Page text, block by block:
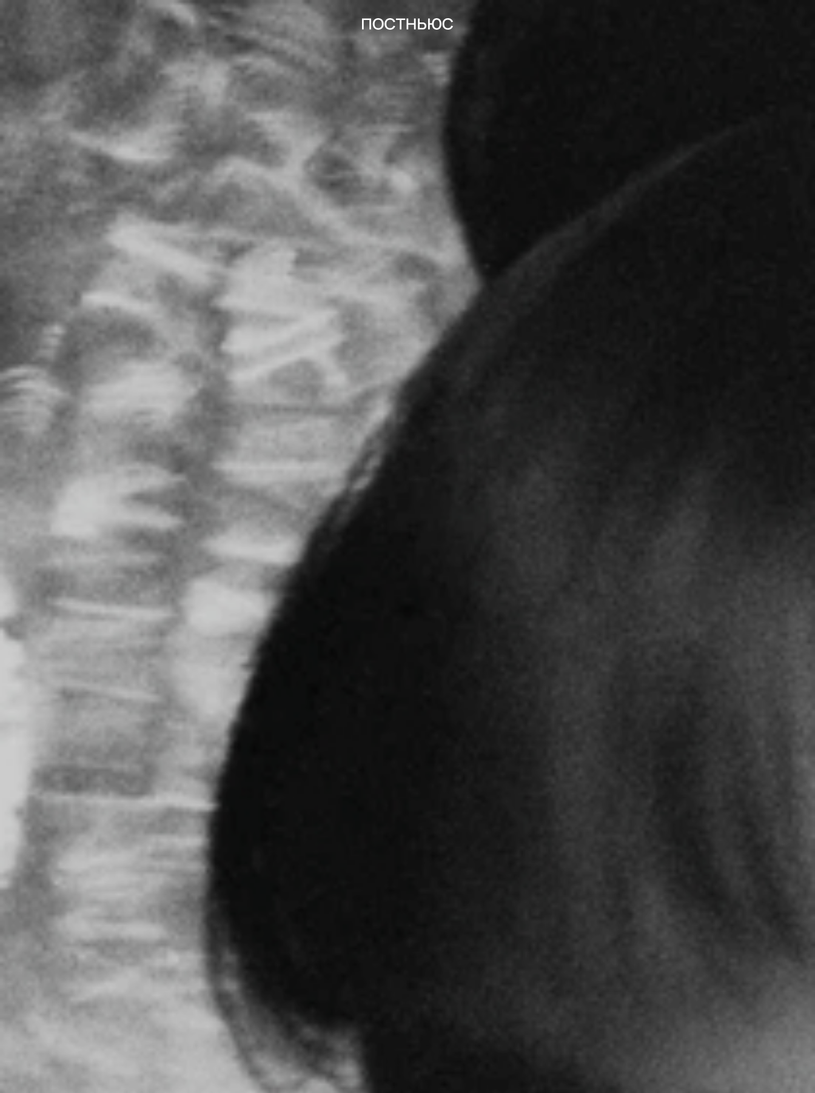
новости статьи тесты спецпроекты